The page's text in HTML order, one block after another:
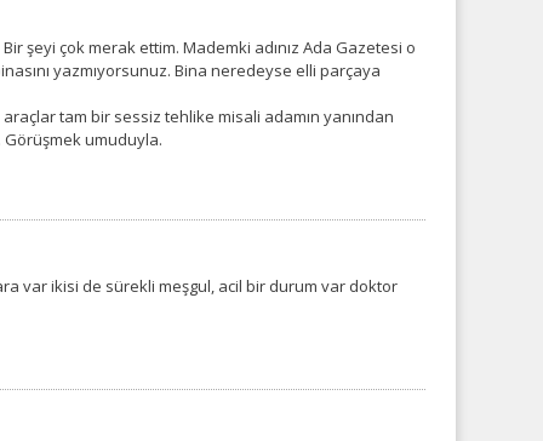
şeyi çok merak ettim. Mademki adınız Ada Gazetesi o
yazmıyorsunuz. Bina neredeyse elli parçaya
tam bir sessiz tehlike misali adamın yanından
Görüşmek umuduyla.
var ikisi de sürekli meşgul, acil bir durum var doktor